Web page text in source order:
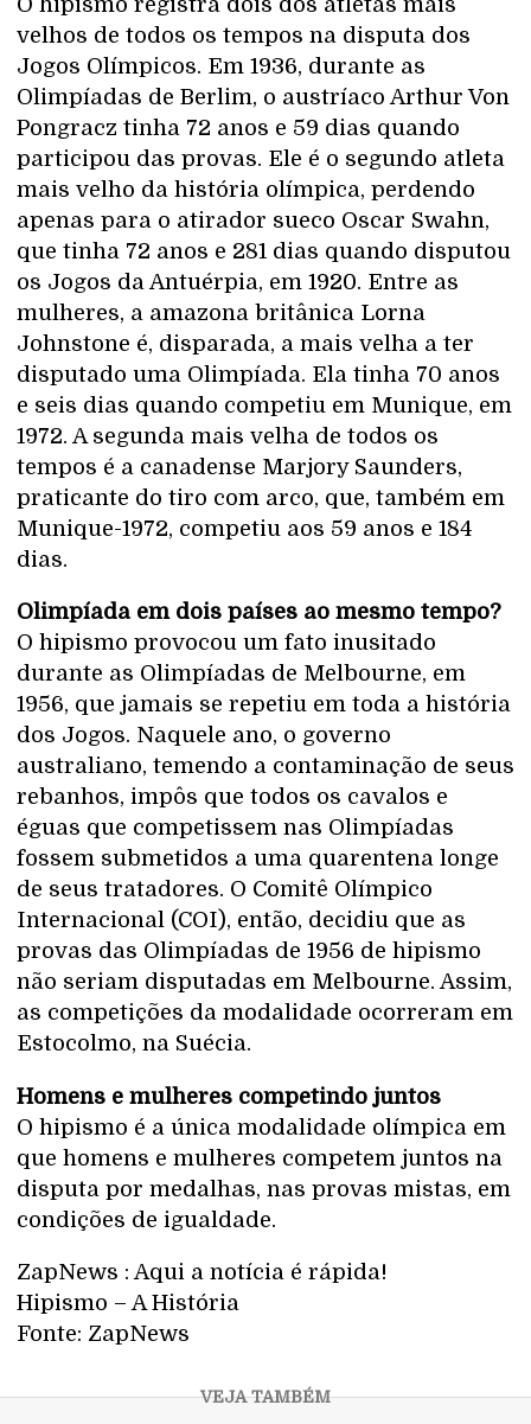
velhos de todos os tempos na disputa dos
Jogos Olímpicos. Em 1936, durante as
Olimpíadas de Berlim, o austríaco Arthur Von
Pongracz tinha 72 anos e 59 dias quando
participou das provas. Ele é o segundo atleta
mais velho da história olímpica, perdendo
apenas para o atirador sueco Oscar Swahn,
que tinha 72 anos e 281 dias quando disputou
os Jogos da Antuérpia, em 1920. Entre as
mulheres, a amazona britânica Lorna
Johnstone é, disparada, a mais velha a ter
disputado uma Olimpíada. Ela tinha 70 anos
e seis dias quando competiu em Munique, em
1972. A segunda mais velha de todos os
tempos é a canadense Marjory Saunders,
praticante do tiro com arco, que, também em
Munique-1972, competiu aos 59 anos e 184
dias.
Olimpíada em dois países ao mesmo tempo?
O hipismo provocou um fato inusitado
durante as Olimpíadas de Melbourne, em
1956, que jamais se repetiu em toda a história
dos Jogos. Naquele ano, o governo
australiano, temendo a contaminação de seus
rebanhos, impôs que todos os cavalos e
éguas que competissem nas Olimpíadas
fossem submetidos a uma quarentena longe
de seus tratadores. O Comitê Olímpico
Internacional (COI), então, decidiu que as
provas das Olimpíadas de 1956 de hipismo
não seriam disputadas em Melbourne. Assim,
as competições da modalidade ocorreram em
Estocolmo, na Suécia.
Homens e mulheres competindo juntos
O hipismo é a única modalidade olímpica em
que homens e mulheres competem juntos na
disputa por medalhas, nas provas mistas, em
condições de igualdade.
ZapNews : Aqui a notícia é rápida!
Hipismo – A História
Fonte: ZapNews